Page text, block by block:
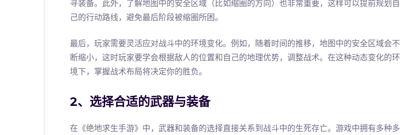
寻装备。此外，了解地图中的安全区域（比如缩圈的方向）也非常重要，这样可以提前规划自
己的行动路线，避免最后阶段被缩圈所困。
最后，玩家需要灵活应对战斗中的环境变化。例如，随着时间的推移，地图中的安全区域会不
断缩小，这时玩家要学会根据敌人的位置和自己的地理优势，调整战术。在这种动态变化的环
境下，掌握战术布局将决定你的胜负。
2、选择合适的武器与装备
在《绝地求生手游》中，武器和装备的选择直接关系到战斗中的生死存亡。游戏中拥有多种多